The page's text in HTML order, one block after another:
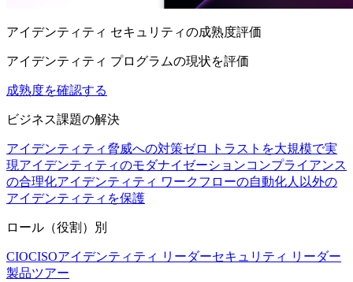
アイデンティティ セキュリティの成熟度評価
アイデンティティ プログラムの現状を評価
成熟度を確認する
ビジネス課題の解決
アイデンティティ脅威への対策ゼロ トラストを大規模で実
現アイデンティティのモダナイゼーションコンプライアンス
の合理化アイデンティティ ワークフローの自動化人以外の
アイデンティティを保護
ロール（役割）別
CIOCISOアイデンティティ リーダーセキュリティ リーダー
製品ツアー